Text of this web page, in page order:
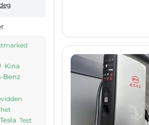
Kina
Benz
Tesla Test